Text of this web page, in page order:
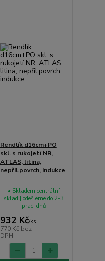
Rendlík d16cm+PO
skl. s rukojetí NR,
ATLAS, litina,
nepřil.povrch, indukce
932 Kč/ks
770 Kč bez
DPH
• Skladem centrální
sklad | odešleme do 2-3
prac. dnů